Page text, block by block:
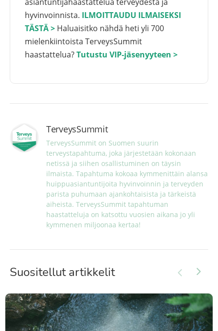
hyvinvoinnista. ILMOITTAUDU ILMAISEKSI
TÄSTÄ > Haluaisitko nähdä heti yli 700
mielenkiintoista TerveysSummit
haastattelua?Tutustu VIP-jäsenyyteen >
TerveysSummit
TerveysSummit on Suomen suurin
terveystapahtuma, joka järjestetään kokonaan
netissä ja siihen osallistuminen on täysin
ilmaista. Tapahtuma kokoaa kymmenittäin alansa
huippuasiantuntijoita hyvinvoinnin ja terveyden
parista puhumaan ajankohtaisista ja tärkeistä
aiheista. TerveysSummit tapahtuman
haastatteluja on katsottu vuosien aikana jo yli
kymmenen miljoonaa kertaa!
Suositellut artikkelit